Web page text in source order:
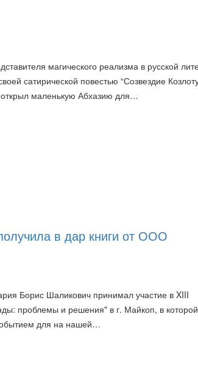
магического реализма в русской
сатирической повестью “Созвездие
открыл маленькую Абхазию для…
в дар книги от ООО
Борис Шаликович принимал участие в XIII
проблемы и решения" в г. Майкоп, в
для на нашей…